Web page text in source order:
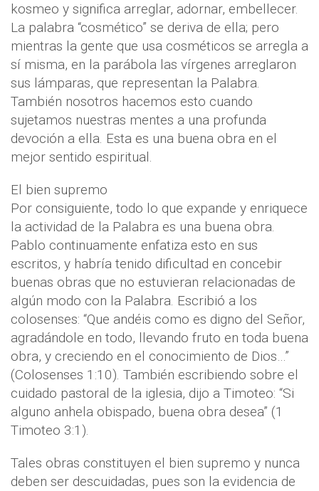
kosmeo y significa arreglar, adornar, embellecer.
La palabra “cosmético” se deriva de ella; pero
mientras la gente que usa cosméticos se arregla a
sí misma, en la parábola las vírgenes arreglaron
sus lámparas, que representan la Palabra.
También nosotros hacemos esto cuando
sujetamos nuestras mentes a una profunda
devoción a ella. Esta es una buena obra en el
mejor sentido espiritual.
El bien supremo
Por consiguiente, todo lo que expande y enriquece
la actividad de la Palabra es una buena obra.
Pablo continuamente enfatiza esto en sus
escritos, y habría tenido dificultad en concebir
buenas obras que no estuvieran relacionadas de
algún modo con la Palabra. Escribió a los
colosenses: “Que andéis como es digno del Señor,
agradándole en todo, llevando fruto en toda buena
obra, y creciendo en el conocimiento de Dios…”
(Colosenses 1:10). También escribiendo sobre el
cuidado pastoral de la iglesia, dijo a Timoteo: “Si
alguno anhela obispado, buena obra desea” (1
Timoteo 3:1).
Tales obras constituyen el bien supremo y nunca
deben ser descuidadas, pues son la evidencia de